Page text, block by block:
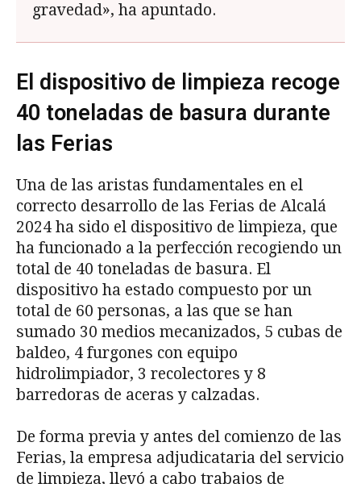
gravedad», ha apuntado.
El dispositivo de limpieza recoge
40 toneladas de basura durante
las Ferias
Una de las aristas fundamentales en el
correcto desarrollo de las Ferias de Alcalá
2024 ha sido el dispositivo de limpieza, que
ha funcionado a la perfección recogiendo un
total de 40 toneladas de basura. El
dispositivo ha estado compuesto por un
total de 60 personas, a las que se han
sumado 30 medios mecanizados, 5 cubas de
baldeo, 4 furgones con equipo
hidrolimpiador, 3 recolectores y 8
barredoras de aceras y calzadas.
De forma previa y antes del comienzo de las
Ferias, la empresa adjudicataria del servicio
de limpieza, llevó a cabo trabajos de